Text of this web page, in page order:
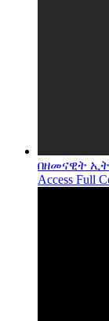
በዘመናዊት
Access Full